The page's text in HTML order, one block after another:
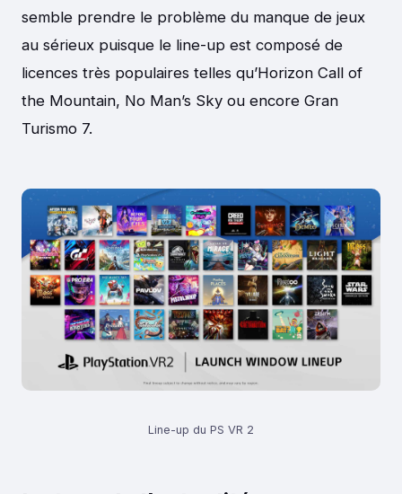
semble prendre le problème du manque de jeux
au sérieux puisque le line-up est composé de
licences très populaires telles qu’Horizon Call of
the Mountain, No Man’s Sky ou encore Gran
Turismo 7.
Line-up du PS VR 2